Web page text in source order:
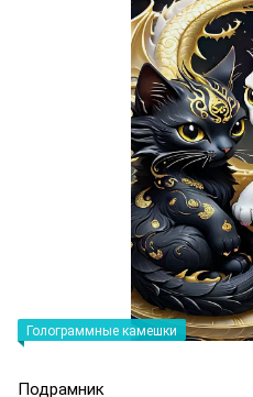
Голограммные камешки
Подрамник